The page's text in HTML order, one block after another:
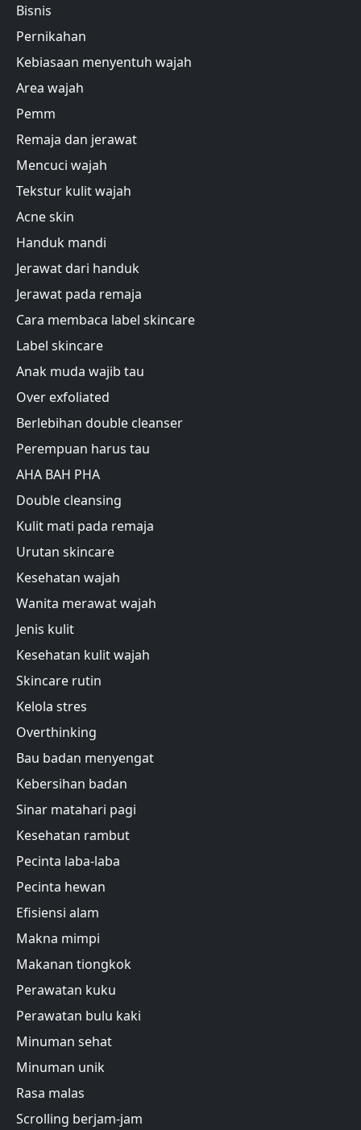
Bisnis
Pernikahan
Kebiasaan menyentuh wajah
Area wajah
Pemm
Remaja dan jerawat
Mencuci wajah
Tekstur kulit wajah
Acne skin
Handuk mandi
Jerawat dari handuk
Jerawat pada remaja
Cara membaca label skincare
Label skincare
Anak muda wajib tau
Over exfoliated
Berlebihan double cleanser
Perempuan harus tau
AHA BAH PHA
Double cleansing
Kulit mati pada remaja
Urutan skincare
Kesehatan wajah
Wanita merawat wajah
Jenis kulit
Kesehatan kulit wajah
Skincare rutin
Kelola stres
Overthinking
Bau badan menyengat
Kebersihan badan
Sinar matahari pagi
Kesehatan rambut
Pecinta laba-laba
Pecinta hewan
Efisiensi alam
Makna mimpi
Makanan tiongkok
Perawatan kuku
Perawatan bulu kaki
Minuman sehat
Minuman unik
Rasa malas
Scrolling berjam-jam